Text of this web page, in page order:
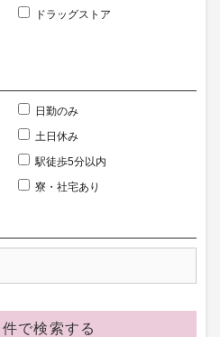
ドラッグストア
日勤のみ
土日休み
駅徒歩5分以内
寮・社宅あり
件で検索する